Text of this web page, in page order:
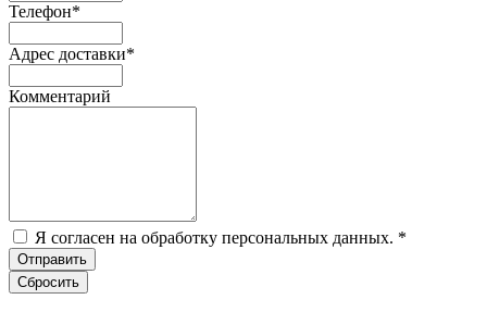
Телефон*
Адрес доставки*
Комментарий
Я согласен на обработку персональных данных. *